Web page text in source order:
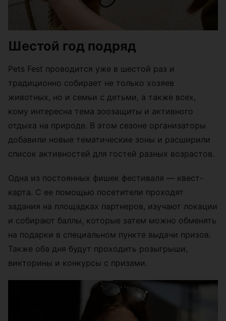
Шестой год подряд
Pets Fest проводится уже в шестой раз и
традиционно собирает не только хозяев
животных, но и семьи с детьми, а также всех,
кому интересна тема зоозащиты и активного
отдыха на природе. В этом сезоне организаторы
добавили новые тематические зоны и расширили
список активностей для гостей разных возрастов.
Одна из постоянных фишек фестиваля — квест-
карта. С ее помощью посетители проходят
задания на площадках партнеров, изучают локации
и собирают баллы, которые затем можно обменять
на подарки в специальном пункте выдачи призов.
Также оба дня будут проходить розыгрыши,
викторины и конкурсы с призами.